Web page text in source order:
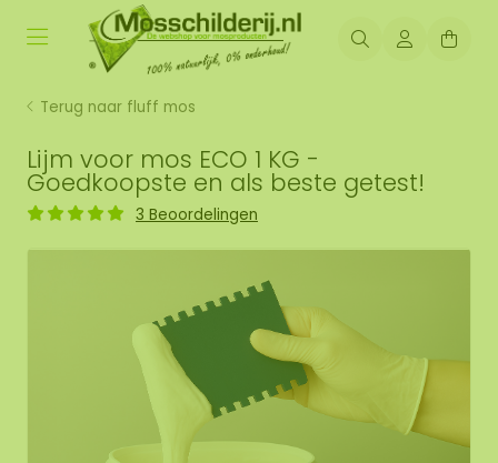
Terug naar fluff mos
Lijm voor mos ECO 1 KG -
Goedkoopste en als beste getest!
3 Beoordelingen